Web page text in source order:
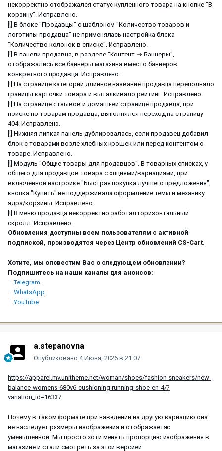
некорректно отображался статус купленного товара на кнопке "В
корзину". Исправлено.
[!] В блоке "Продавцы" с шаблоном "Количество товаров и
логотипы продавца" не применялась настройка блока
"Количество колонок в списке". Исправлено.
[!] В панели продавца, в разделе "Контент → Баннеры",
отображались все баннеры магазина вместо баннеров
конкретного продавца. Исправлено.
[!] На странице категории длинное название продавца переполняло
границы карточки товара и выталкивало рейтинг. Исправлено.
[!] На странице отзывов и домашней странице продавца, при
поиске по товарам продавца, выполнялся переход на страницу
404. Исправлено.
[!] Нижняя липкая панель дублировалась, если продавец добавил
блок с товарами возле хлебных крошек или перед контентом о
товаре. Исправлено.
[!] Модуль "Общие товары для продавцов". В товарных списках, у
общего для продавцов товара с опциями/вариациями, при
включённой настройке "Быстрая покупка лучшего предложения",
кнопка "Купить" не поддерживала оформление темы и механику
ядра/корзины. Исправлено.
[!] В меню продавца некорректно работал горизонтальный
скролл. Исправлено.
Обновления доступны всем пользователям с активной
подпиской, производятся через Центр обновлений CS-Cart.
Хотите, мы оповестим Вас о следующем обновлении?
Подпишитесь на наши каналы для анонсов:
–Telegram
– WhatsApp
–YouTube
a.stepanovna
Опубликовано 4 Июня, 2026 в 21:07
https://apparel.mv.unitheme.net/woman/shoes/fashion-sneakers/new-
balance-womens-680v6-cushioning-running-shoe-en-4/?
variation_id=16337
Почему в таком формате при наведении на другую вариацию она
не наследует размеры изображения и отображаетяс
уменьшенной. Мы просто хоти менять пропорцию изображения в
магазине и стали смотреть за этой версией